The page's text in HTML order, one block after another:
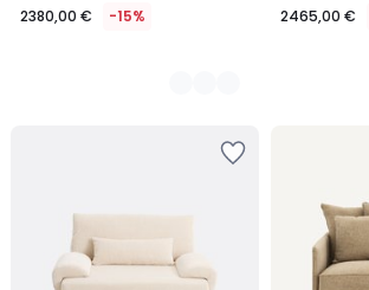
2380,00 € -15% 2465,00 €